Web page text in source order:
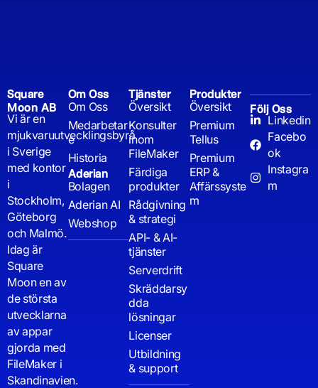
Square
Moon AB
Vi är en
mjukvaruutvecklingsbyrå
i Sverige
med kontor
i
Stockholm,
Göteborg
och Malmö.
Idag är
Square
Moon en av
de största
utvecklarna
av appar
gjorda med
FileMaker i
Skandinavien.
Om Oss
Om Oss
Medarbetar
e
Historia
Aderian
Bolagen
Aderian AI
Webshop
Tjänster
Översikt
Konsulter
inom
FileMaker
Färdiga
produkter
Rådgivning
& strategi
API- & AI-
tjänster
Serverdrift
Skräddarsy
dda
lösningar
Licenser
Utbildning
& support
Produkter
Översikt
Premium
Tellus
Premium
ERP &
Affärssyste
m
Följ Oss
Linkedin
Facebo
ok
Instagra
m